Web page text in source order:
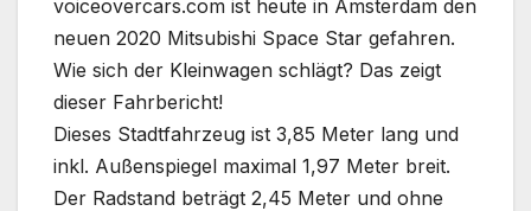
voiceovercars.com ist heute in Amsterdam den
neuen 2020 Mitsubishi Space Star gefahren.
Wie sich der Kleinwagen schlägt? Das zeigt
dieser Fahrbericht!
Dieses Stadtfahrzeug ist 3,85 Meter lang und
inkl. Außenspiegel maximal 1,97 Meter breit.
Der Radstand beträgt 2,45 Meter und ohne